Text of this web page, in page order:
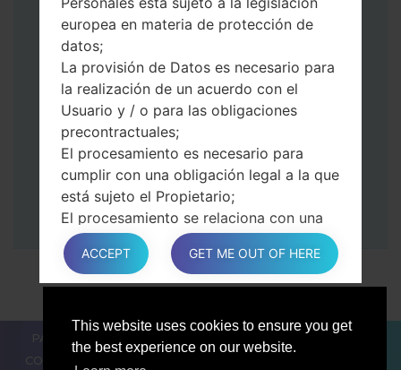
This website uses cookies to ensure you get
the best experience on our website.
tecla de Encendido y el botón de Subir
volumen.
Luego, conecte su dispositivo a PC, Odin
debería detectar su teléfono y el número
de puerto COM aparecerá en la pantalla.
Especifique solo el tiempo de F.Reset y el
Reinicio Automático.
Finalmente, presione la tecla Comenzar.
Su teléfono ahora se reiniciará y se
desconectará de la PC
PARA LOS BLOGGERS
COMPARAR
CONTACTOS
europea en materia de protección de
datos;
La provisión de Datos es necesario para
la realización de un acuerdo con el
Usuario y / o para las obligaciones
precontractuales;
El procesamiento es necesario para
cumplir con una obligación legal a la que
está sujeto el Propietario;
El procesamiento se relaciona con una
tarea realizado en el interés público o en
el ejercicio del poder público conferido
al Propietario;
encantado de ayudar a aclarar la base
legal específica que se aplica al
ACCEPT GET ME OUT OF HERE